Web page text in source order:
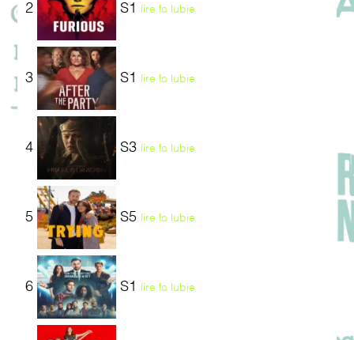
2 S1 lire la lubie
3 S1 lire la lubie
4 S3 lire la lubie
5 S5 lire la lubie
6 S1 lire la lubie